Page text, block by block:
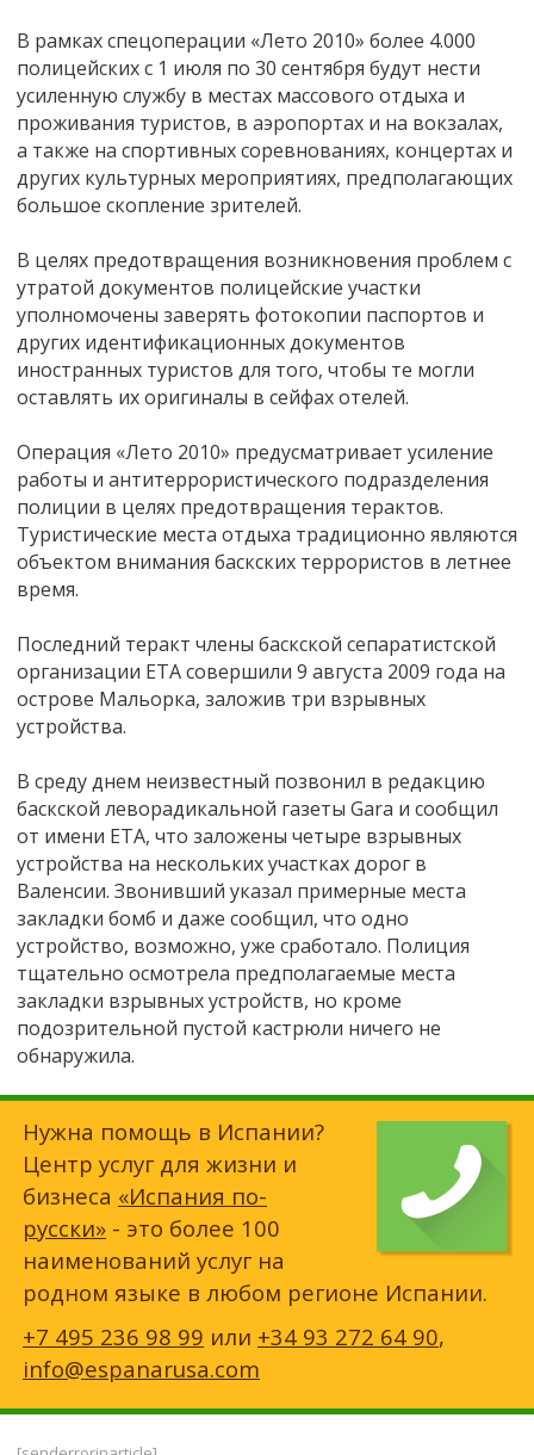
В рамках спецоперации «Лето 2010» более 4.000
полицейских с 1 июля по 30 сентября будут нести
усиленную службу в местах массового отдыха и
проживания туристов, в аэропортах и на вокзалах,
а также на спортивных соревнованиях, концертах и
других культурных мероприятиях, предполагающих
большое скопление зрителей.
В целях предотвращения возникновения проблем с
утратой документов полицейские участки
уполномочены заверять фотокопии паспортов и
других идентификационных документов
иностранных туристов для того, чтобы те могли
оставлять их оригиналы в сейфах отелей.
Операция «Лето 2010» предусматривает усиление
работы и антитеррористического подразделения
полиции в целях предотвращения терактов.
Туристические места отдыха традиционно являются
объектом внимания баскских террористов в летнее
время.
Последний теракт члены баскской сепаратистской
организации ETA совершили 9 августа 2009 года на
острове Мальорка, заложив три взрывных
устройства.
В среду днем неизвестный позвонил в редакцию
баскской леворадикальной газеты Gara и сообщил
от имени ETA, что заложены четыре взрывных
устройства на нескольких участках дорог в
Валенсии. Звонивший указал примерные места
закладки бомб и даже сообщил, что одно
устройство, возможно, уже сработало. Полиция
тщательно осмотрела предполагаемые места
закладки взрывных устройств, но кроме
подозрительной пустой кастрюли ничего не
обнаружила.
Нужна помощь в Испании?
Центр услуг для жизни и
бизнеса «Испания по-
русски» - это более 100
наименований услуг на
родном языке в любом регионе Испании.
+7 495 236 98 99 или +34 93 272 64 90,
info@espanarusa.com